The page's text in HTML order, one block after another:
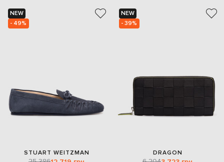
NEW
- 49%
STUART WEITZMAN
NEW
- 39%
DRAGON